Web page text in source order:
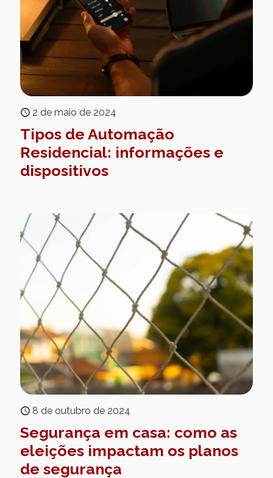
2 de maio de 2024
Tipos de Automação
Residencial: informações e
dispositivos
8 de outubro de 2024
Segurança em casa: como as
eleições impactam os planos
de segurança